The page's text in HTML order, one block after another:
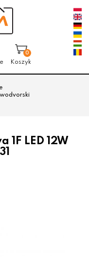
0
Koszyk
1F LED 12W